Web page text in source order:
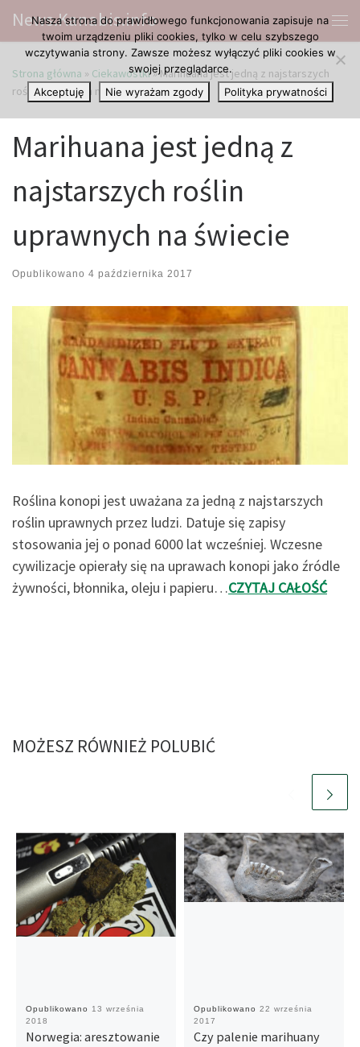
Przejdź do treści
News.Kanabis.info
Strona główna » Ciekawostki» Marihuana jest jedną z najstarszych
roślin uprawnych na świecie
Marihuana jest jedną z
najstarszych roślin
uprawnych na świecie
Opublikowano 4 października 2017
Roślina konopi jest uważana za jedną z najstarszych
roślin uprawnych przez ludzi. Datuje się zapisy
stosowania jej o ponad 6000 lat wcześniej. Wczesne
cywilizacje opierały się na uprawach konopi jako źródle
żywności, błonnika, oleju i papieru…CZYTAJ CAŁOŚĆ
MOŻESZ RÓWNIEŻ POLUBIĆ
Opublikowano
13 września
2018
Norwegia: aresztowanie
Opublikowano 22 września
2017
Czy palenie marihuany
Nasza strona do prawidłowego funkcjonowania zapisuje na
twoim urządzeniu pliki cookies, tylko w celu szybszego
wczytywania strony. Zawsze możesz wyłączyć pliki cookies w
swojej przeglądarce.
Akceptuję
Nie wyrażam zgody Polityka prywatności